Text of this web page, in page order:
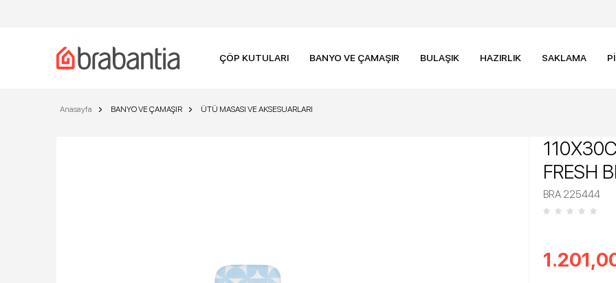
ÇÖP KUTULARI BANYO VE ÇAMAŞIR BULAŞIK HAZIRLIK SAKLAMA
Anasayfa BANYO VE ÇAMAŞIR ÜTÜ MASASI VE AKSESUARLARI
FRESH
BRA 225444